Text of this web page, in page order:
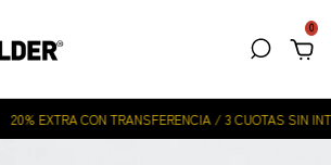
0
20% EXTRA CON TRANSFERENCIA / 3 CUOTAS SIN